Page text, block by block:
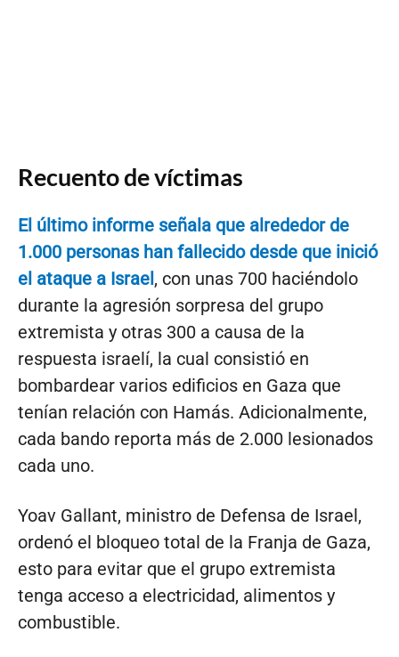
Recuento de víctimas
El último informe señala que alrededor de
1.000 personas han fallecido desde que inició
el ataque a Israel, con unas 700 haciéndolo
durante la agresión sorpresa del grupo
extremista y otras 300 a causa de la
respuesta israelí, la cual consistió en
bombardear varios edificios en Gaza que
tenían relación con Hamás. Adicionalmente,
cada bando reporta más de 2.000 lesionados
cada uno.
Yoav Gallant, ministro de Defensa de Israel,
ordenó el bloqueo total de la Franja de Gaza,
esto para evitar que el grupo extremista
tenga acceso a electricidad, alimentos y
combustible.